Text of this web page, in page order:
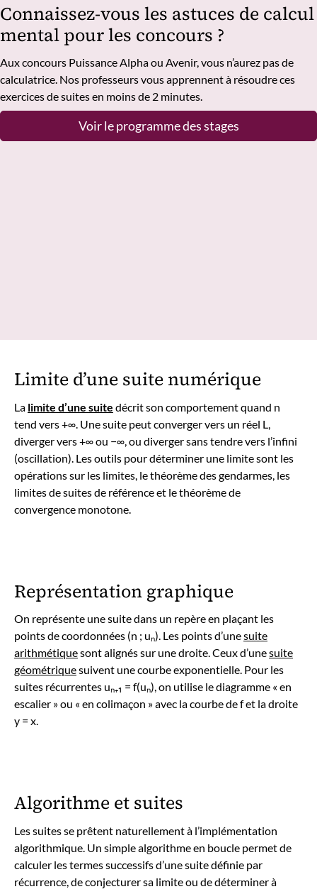
Connaissez-vous les astuces de calcul
mental pour les concours ?
Aux concours Puissance Alpha ou Avenir, vous n’aurez pas de
calculatrice. Nos professeurs vous apprennent à résoudre ces
exercices de suites en moins de 2 minutes.
Voir le programme des stages
Limite d’une suite numérique
La limite d’une suite décrit son comportement quand n
tend vers +∞. Une suite peut converger vers un réel L,
diverger vers +∞ ou −∞, ou diverger sans tendre vers l’infini
(oscillation). Les outils pour déterminer une limite sont les
opérations sur les limites, le théorème des gendarmes, les
limites de suites de référence et le théorème de
convergence monotone.
Représentation graphique
On représente une suite dans un repère en plaçant les
points de coordonnées (n ; uₙ). Les points d’unesuite
arithmétiquesont alignés sur une droite. Ceux d’unesuite
géométriquesuivent une courbe exponentielle. Pour les
suites récurrentes uₙ₊₁ = f(uₙ), on utilise le diagramme « en
escalier » ou « en colimaçon » avec la courbe de f et la droite
y = x.
Algorithme et suites
Les suites se prêtent naturellement à l’implémentation
algorithmique. Un simple algorithme en boucle permet de
calculer les termes successifs d’une suite définie par
récurrence, de conjecturer sa limite ou de déterminer à